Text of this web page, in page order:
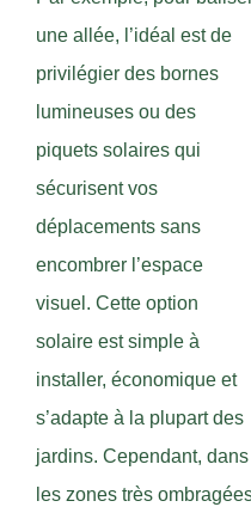
une allée, l’idéal est de
privilégier des bornes
lumineuses ou des
piquets solaires qui
sécurisent vos
déplacements sans
encombrer l’espace
visuel. Cette option
solaire est simple à
installer, économique et
s’adapte à la plupart des
jardins. Cependant, dans
les zones très